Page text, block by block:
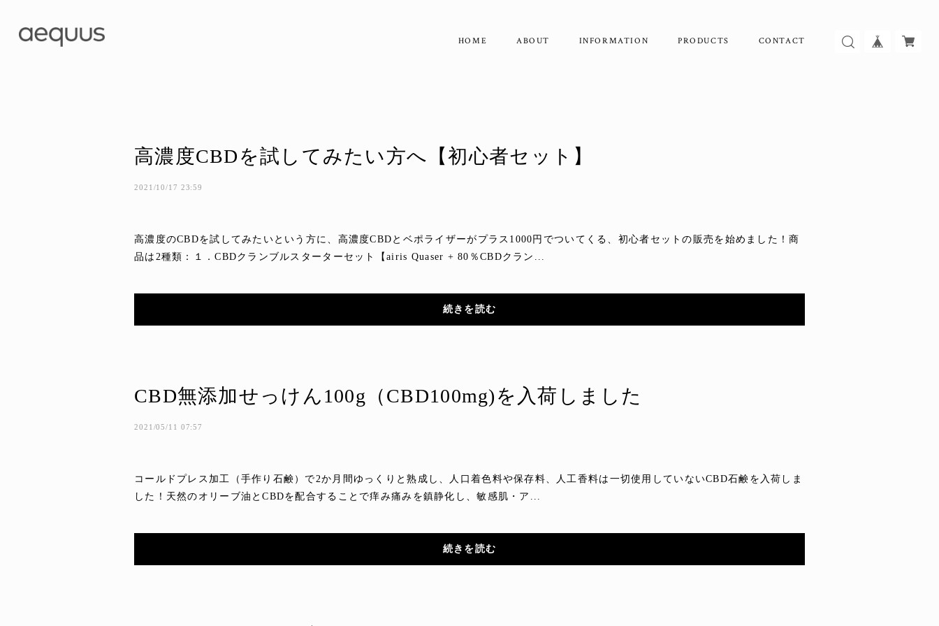
HOME ABOUT INFORMATION PRODUCTS CONTACT
高濃度CBDを試してみたい方へ【初心者セット】
2021/10/17 23:59
高濃度のCBDを試してみたいという方に、高濃度CBDとベポライザーがプラス1000円でついてくる、初心者セットの販売を始めました！商
品は2種類：１．CBDクランブルスターターセット【airis Quaser + 80％CBDクラン...
続きを読む
CBD無添加せっけん100g（CBD100mg)を入荷しました
2021/05/11 07:57
コールドプレス加工（手作り石鹸）で2か月間ゆっくりと熟成し、人口着色料や保存料、人工香料は一切使用していないCBD石鹸を入荷しま
した！天然のオリーブ油とCBDを配合することで痒み痛みを鎮静化し、敏感肌・ア...
続きを読む